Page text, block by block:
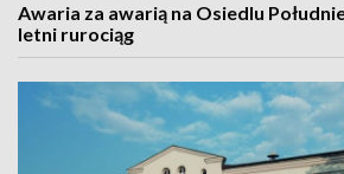
Awaria za awarią na Osiedlu
letni rurociąg